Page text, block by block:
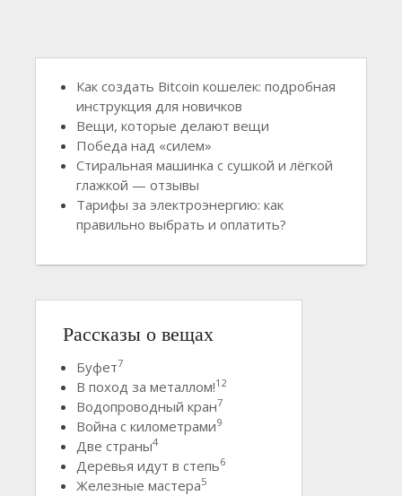
Как создать Bitcoin кошелек: подробная
инструкция для новичков
Вещи, которые делают вещи
Победа над «силем»
Стиральная машинка с сушкой и лёгкой
глажкой — отзывы
Тарифы за электроэнергию: как
правильно выбрать и оплатить?
Рассказы о вещах
Буфет7
В поход за металлом!12
Водопроводный кран7
Война с километрами9
Две страны4
Деревья идут в степь6
Железные мастера5